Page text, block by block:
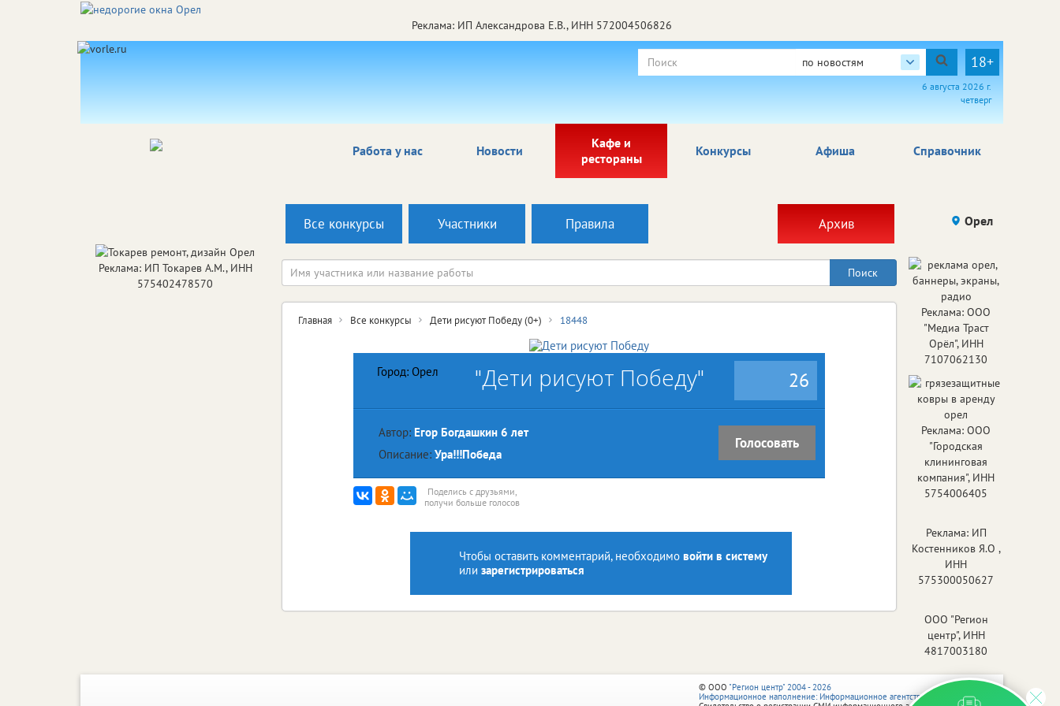
Реклама: ИП Александрова Е.В., ИНН 572004506826
по новостям 18+
6 августа 2026 г.
четверг
Работа у нас Новости
Кафе и
рестораны
Афиша Справочник
Конкурсы
Все конкурсы Участники Правила Архив Орел
Главная Все конкурсы Дети рисуют Победу (0+) 18448
"Дети рисуют Победу"
Город: Орел 26
Автор: Егор Богдашкин 6 лет
Описание: Ура!!!Победа
Голосовать
Поделись с друзьями,
получи больше голосов
Чтобы оставить комментарий, необходимо войти в систему
или зарегистрироваться
Реклама: ИП Токарев А.М., ИНН
575402478570
Реклама: ООО
"Медиа Траст
Орёл", ИНН
7107062130
Реклама: ООО
"Городская
клининговая
компания", ИНН
5754006405
Реклама: ИП
Костенников Я.О ,
ИНН
575300050627
ООО "Регион
центр", ИНН
4817003180
© ООО "Регион центр" 2004 - 2026
Информационное наполнение: Информационное агентство vRossii.ru